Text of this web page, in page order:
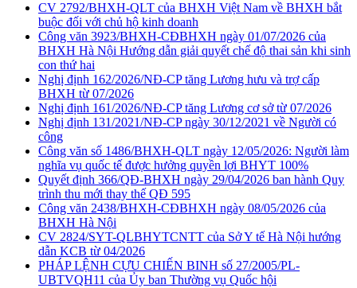
CV 2792/BHXH-QLT của BHXH Việt Nam về BHXH bắt
buộc đối với chủ hộ kinh doanh
Công văn 3923/BHXH-CĐBHXH ngày 01/07/2026 của
BHXH Hà Nội Hướng dẫn giải quyết chế độ thai sản khi sinh
con thứ hai
Nghị định 162/2026/NĐ-CP tăng Lương hưu và trợ cấp
BHXH từ 07/2026
Nghị định 161/2026/NĐ-CP tăng Lương cơ sở từ 07/2026
Nghị định 131/2021/NĐ-CP ngày 30/12/2021 về Người có
công
Công văn số 1486/BHXH-QLT ngày 12/05/2026: Người làm
nghĩa vụ quốc tế được hưởng quyền lợi BHYT 100%
Quyết định 366/QĐ-BHXH ngày 29/04/2026 ban hành Quy
trình thu mới thay thế QĐ 595
Công văn 2438/BHXH-CĐBHXH ngày 08/05/2026 của
BHXH Hà Nội
CV 2824/SYT-QLBHYTCNTT của Sở Y tế Hà Nội hướng
dẫn KCB từ 04/2026
PHÁP LỆNH CỰU CHIẾN BINH số 27/2005/PL-
UBTVQH11 của Ủy ban Thường vụ Quốc hội